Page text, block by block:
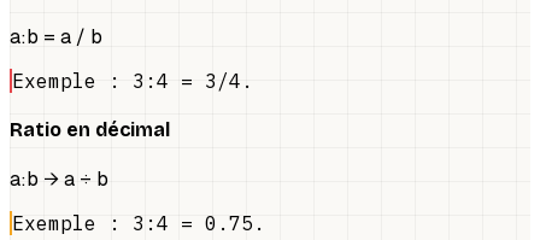
a:b = a / b
Exemple : 3:4 = 3/4.
Ratio en décimal
a:b → a ÷ b
Exemple : 3:4 = 0.75.